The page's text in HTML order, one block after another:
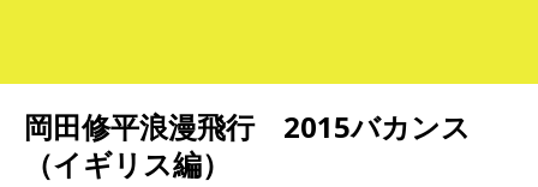
岡田修平浪漫飛行 2015バカンス
（イギリス編）